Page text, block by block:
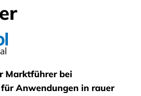
Operations
Marktführer bei
Anwendungen in rauer